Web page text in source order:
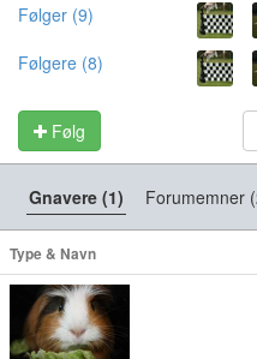
Følger (9)
Følgere (8)
Følg
Gnavere (1) Forumemner
Type & Navn